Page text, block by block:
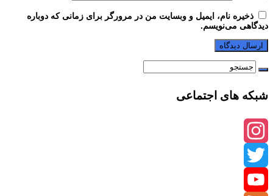
ذخیره نام، ایمیل و وبسایت من در مرورگر برای زمانی که دوباره
دیدگاهی می‌نویسم.
شبکه های اجتماعی
Instagram
Twitter